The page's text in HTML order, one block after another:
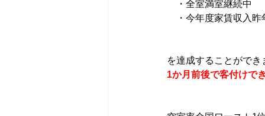
・全室満室継続中
・今年度家賃収入昨
を達成することができ
1か月前後で客付けで